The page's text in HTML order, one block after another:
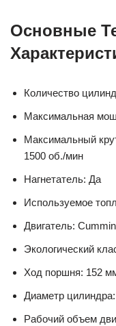
Основные
Количество
Максимальная
Максимальный
1500 об./мин
Нагнетатель: Да
Используемое
Двигатель:
Экологический
Ход поршня: 152
Диаметр
Рабочий объем